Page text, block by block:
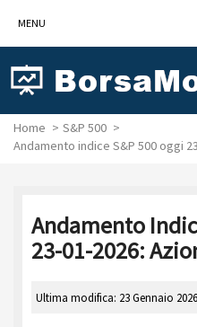
MENU
Home
S&P 500
Andamento indice S&P 500 oggi
Andamento
23-01-2026:
Ultima modifica: 23 Gennaio